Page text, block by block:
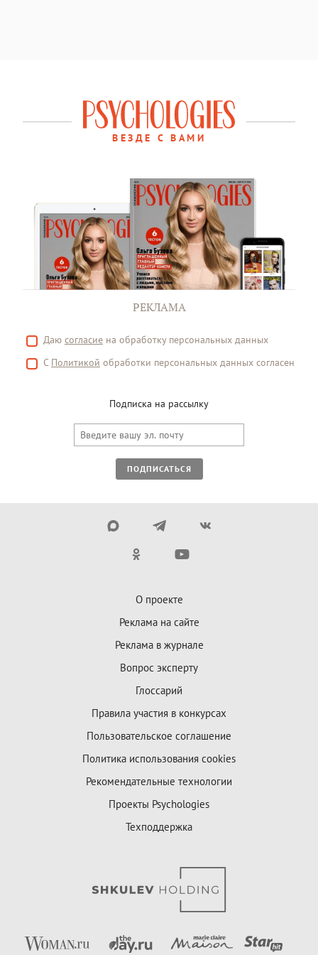
ВЕЗДЕ С ВАМИ
РЕКЛАМА
Даю согласие на обработку персональных данных
С Политикой обработки персональных данных согласен
Подписка на рассылку
ПОДПИСАТЬСЯ
О проекте
Реклама на сайте
Реклама в журнале
Вопрос эксперту
Глоссарий
Правила участия в конкурсах
Пользовательское соглашение
Политика использования cookies
Рекомендательные технологии
Проекты Psychologies
Техподдержка